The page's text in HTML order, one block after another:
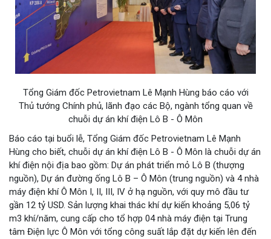
Tổng Giám đốc Petrovietnam Lê Mạnh Hùng báo cáo với
Thủ tướng Chính phủ, lãnh đạo các Bộ, ngành tổng quan về
chuỗi dự án khí điện Lô B - Ô Môn
Báo cáo tại buổi lễ, Tổng Giám đốc Petrovietnam Lê Mạnh
Hùng cho biết, chuỗi dự án khí điện Lô B - Ô Môn là chuỗi dự án
khí điện nội địa bao gồm: Dự án phát triển mỏ Lô B (thượng
nguồn), Dự án đường ống Lô B – Ô Môn (trung nguồn) và 4 nhà
máy điện khí Ô Môn I, II, III, IV ở hạ nguồn, với quy mô đầu tư
gần 12 tỷ USD. Sản lượng khai thác khí dự kiến khoảng 5,06 tỷ
m3 khí/năm, cung cấp cho tổ hợp 04 nhà máy điện tại Trung
tâm Điện lực Ô Môn với tổng công suất lắp đặt dự kiến lên đến